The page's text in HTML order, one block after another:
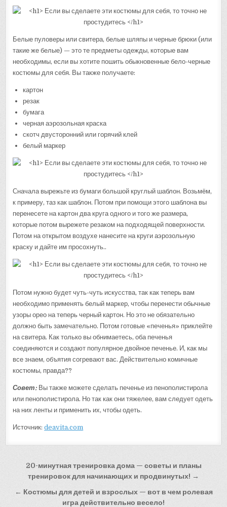
Белые пуловеры или свитера, белые шляпы и черные брюки (или
такие же белые) — это те предметы одежды, которые вам
необходимы, если вы хотите пошить обыкновенные бело-черные
костюмы для себя. Вы также получаете:
картон
резак
бумага
черная аэрозольная краска
скотч двусторонний или горячий клей
белый маркер
Сначала вырежьте из бумаги большой круглый шаблон. Возьмём,
к примеру, таз как шаблон. Потом при помощи этого шаблона вы
перенесете на картон два круга одного и того же размера,
которые потом вырежете резаком на подходящей поверхности.
Потом на открытом воздухе нанесите на круги аэрозольную
краску и дайте им просохнуть..
Потом нужно будет чуть-чуть искусства, так как теперь вам
необходимо применять белый маркер, чтобы перенести обычные
узоры орео на теперь черный картон. Но это не обязательно
должно быть замечательно. Потом готовые «печенья» приклейте
на свитера. Как только вы обнимаетесь, оба печенья
соединяются и создают популярное двойное печенье. И, как мы
все знаем, объятия согревают вас. Действительно комичные
костюмы, правда??
Совет: Вы также можете сделать печенье из пенополистирола
или пенополистирола. Но так как они тяжелее, вам следует одеть
на них ленты и применить их, чтобы одеть.
Источник:deavita.com
Навигация
записям
20-минутная тренировка дома — советы и планы
тренировок для начинающих и продвинутых! →
← Костюмы для детей и взрослых — вот в чем ролевая
игра действительно весело!